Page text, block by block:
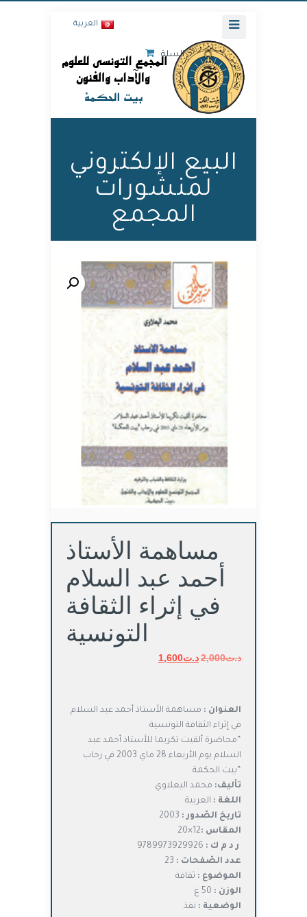
العربية
السلة
البيع الإلكتروني
لمنشورات
المجمع
🔍
مساهمة الأستاذ
أحمد عبد السلام
في إثراء الثقافة
التونسية
د.ت2,000 السعر
د.ت1,600
د.ت1,600.
العنوان : مساهمة الأستاذ أحمد عبد السلام
في إثراء الثقافة التونسية
“محاضرة ألقيت تكريما للأستاذ أحمد عبد
السلام يوم الأربعاء 28 ماي 2003 في رحاب
“بيت الحكمة
تأليف: محمد اليعلاوي
اللغة : العربية
تاريخ الصّدور :
المقاس :12×20
ر د م ك :
عدد الصّفحات :
الموضوع : ثقافة
الوزن :
الوضعية : نفذ